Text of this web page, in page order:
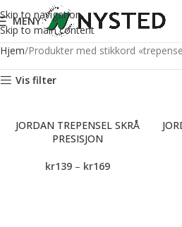
Skip to navigation
Skip to main content
MENY
Hjem Produkter med stikkord
Vis filter
JORDAN TREPENSEL SKRÅ
PRESISJON
kr139 – kr169